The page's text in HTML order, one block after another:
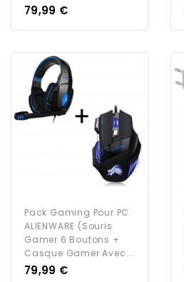
Prix
79,99 €
Pack Gaming Pour PC
ALIENWARE (Souris
Gamer 6 Boutons +
Casque Gamer Avec...
Prix
79,99 €